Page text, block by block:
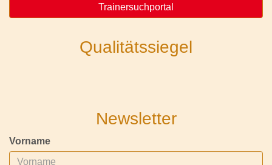
Trainersuchportal
Qualitätssiegel
Newsletter
Vorname